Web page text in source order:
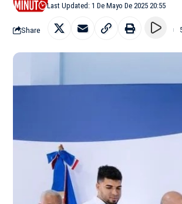
Last Updated: 1 De Mayo De 2025 20:55
Share